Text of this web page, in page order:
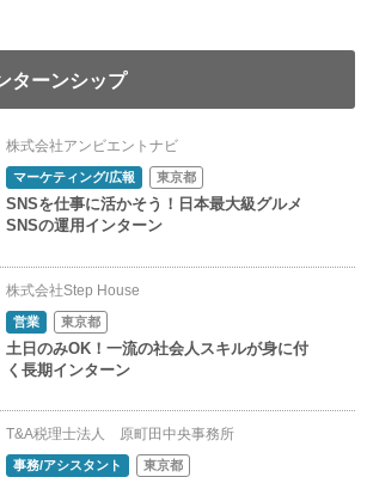
ターンシップ
株式会社アンビエントナビ
マーケティング/広報 東京都
SNSを仕事に活かそう！日本最大級グルメ
SNSの運用インターン
株式会社Step House
営業 東京都
土日のみOK！一流の社会人スキルが身に付
く長期インターン
T&A税理士法人 原町田中央事務所
事務/アシスタント 東京都